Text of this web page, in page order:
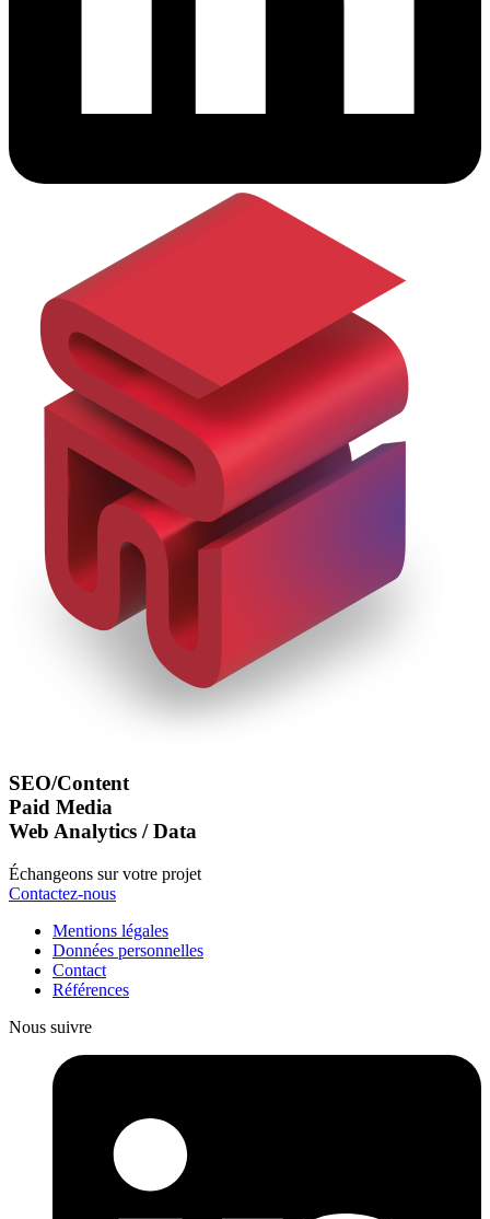
SEO/Content
Paid Media
Web Analytics / Data
Échangeons sur votre projet
Contactez-nous
Mentions légales
Données personnelles
Contact
Références
Nous suivre